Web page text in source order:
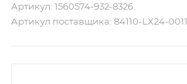
Артикул: 1560574-932-8326
Артикул поставщика: 84110-LX24-0011